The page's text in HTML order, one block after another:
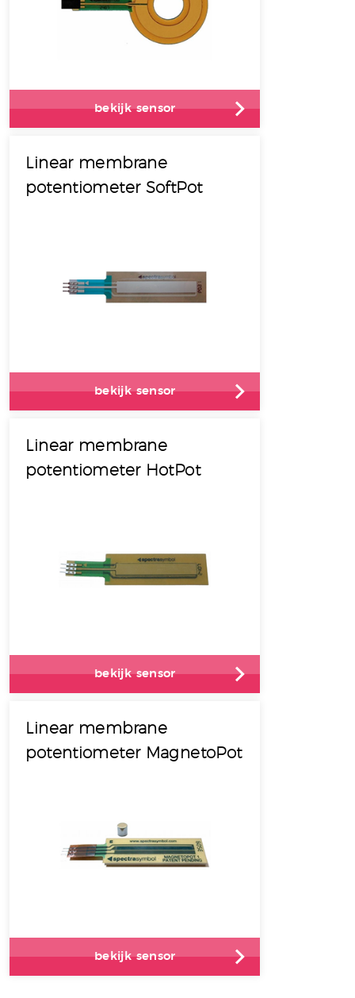
bekijk sensor
Linear membrane
potentiometer SoftPot
bekijk sensor
Linear membrane
potentiometer HotPot
bekijk sensor
Linear membrane
potentiometer MagnetoPot
bekijk sensor